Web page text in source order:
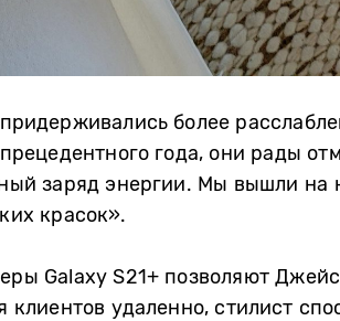
более
года, они рады
заряд энергии. Мы вышли на
красок».
Galaxy S21+ позволяют
клиентов удаленно, стилист